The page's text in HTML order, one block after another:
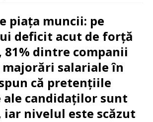
piața muncii: pe
deficit acut de forță
81% dintre companii
salariale în
că pretențiile
candidaților sunt
iar nivelul este scăzut